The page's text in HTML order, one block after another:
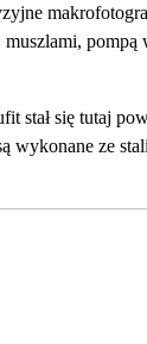
pompą
stał się tutaj
wykonane ze